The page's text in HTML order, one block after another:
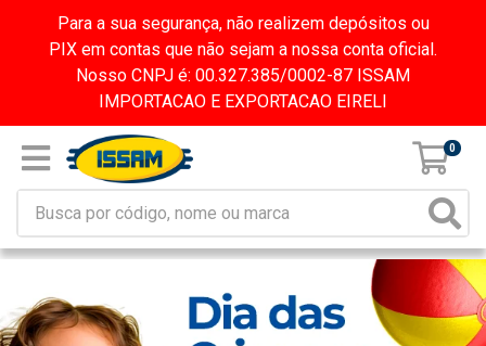
Para a sua segurança, não realizem depósitos ou
PIX em contas que não sejam a nossa conta oficial.
Nosso CNPJ é: 00.327.385/0002-87 ISSAM
IMPORTACAO E EXPORTACAO EIRELI
0